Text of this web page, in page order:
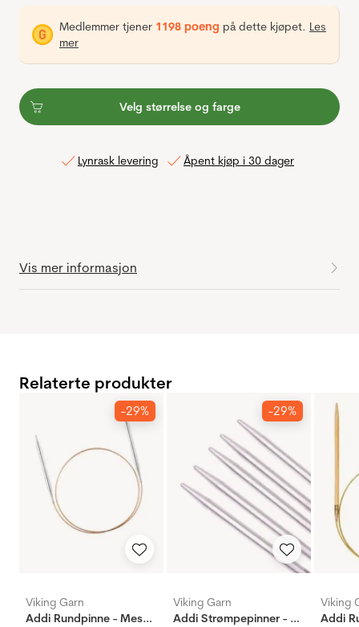
Medlemmer tjener 1198 poeng på dette kjøpet. Les
mer
Velg størrelse og farge
Lynrask levering Åpent kjøp i 30 dager
Vis mer informasjon
Relaterte produkter
-29%
Viking Garn
Addi Rundpinne - Messing
-29%
Viking Garn
Addi Strømpepinner - Aluminium
Viking